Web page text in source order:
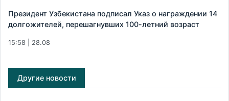
Президент Узбекистана подписал Указ о награждении 14
долгожителей, перешагнувших 100-летний возраст
15:58 | 28.08
Другие новости